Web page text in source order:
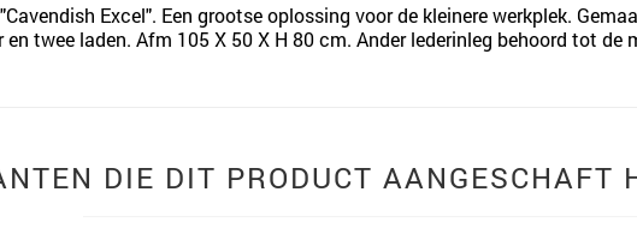
Excel". Een grootse oplossing voor de kleinere werkplek.
twee laden. Afm 105 X 50 X H 80 cm. Ander lederinleg behoord tot de
DIE DIT PRODUCT AANGESCHAFT